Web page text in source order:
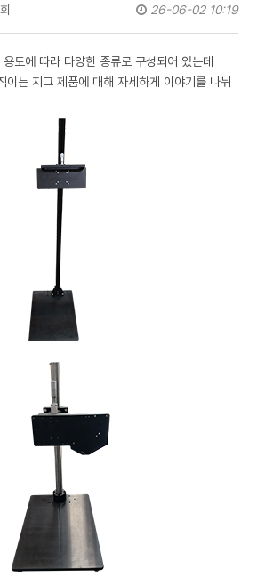
26-06-02 10:19
도에 따라 다양한 종류로 구성되어 있는데
이는 지그 제품에 대해 자세하게 이야기를 나눠